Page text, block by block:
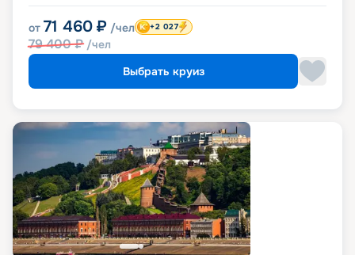
от 71 460 ₽ /чел
79 400₽ /чел
+2 027
Выбрать круиз